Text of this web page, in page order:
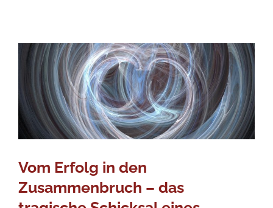
Vom Erfolg in den
Zusammenbruch – das